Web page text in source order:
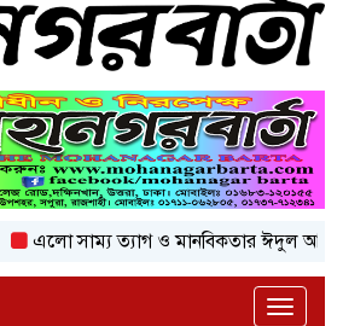
এলো সাম্য ত্যাগ ও মানবিকতার ঈদুল আজহা
Toggle